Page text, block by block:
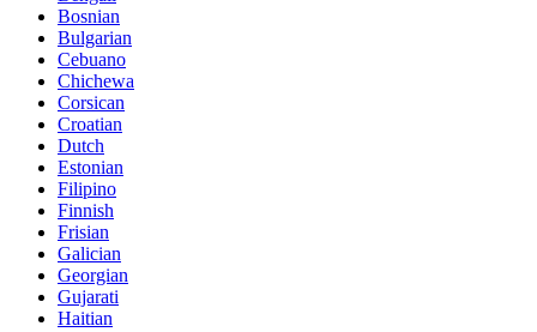
Bosnian
Bulgarian
Cebuano
Chichewa
Corsican
Croatian
Dutch
Estonian
Filipino
Finnish
Frisian
Galician
Georgian
Gujarati
Haitian